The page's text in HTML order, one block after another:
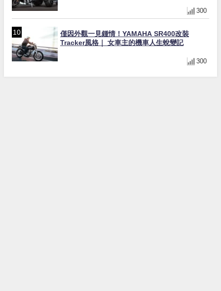
300
僅因外觀一見鍾情！YAMAHA SR400改裝
Tracker風格｜ 女車主的機車人生蛻變記
300